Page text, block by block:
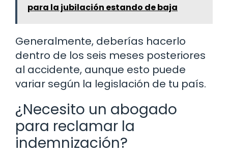
para la jubilación estando de baja
Generalmente, deberías hacerlo
dentro de los seis meses posteriores
al accidente, aunque esto puede
variar según la legislación de tu país.
¿Necesito un abogado
para reclamar la
indemnización?